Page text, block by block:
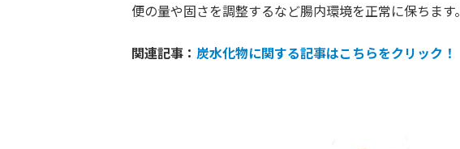
便の量や固さを調整するなど腸内環境を正常に保ちます。
関連記事： 炭水化物に関する記事はこちらをクリック！